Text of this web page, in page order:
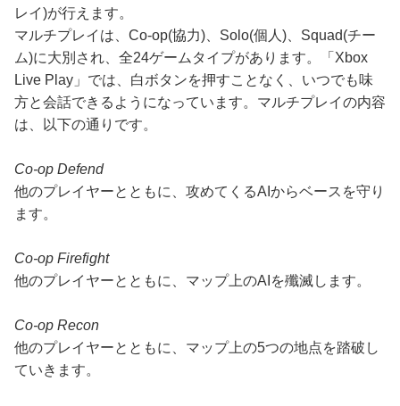
レイ)が行えます。
マルチプレイは、Co-op(協力)、Solo(個人)、Squad(チー
ム)に大別され、全24ゲームタイプがあります。「Xbox
Live Play」では、白ボタンを押すことなく、いつでも味
方と会話できるようになっています。マルチプレイの内容
は、以下の通りです。
Co-op Defend
他のプレイヤーとともに、攻めてくるAIからベースを守り
ます。
Co-op Firefight
他のプレイヤーとともに、マップ上のAIを殲滅します。
Co-op Recon
他のプレイヤーとともに、マップ上の5つの地点を踏破し
ていきます。